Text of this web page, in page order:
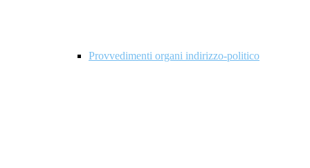
Provvedimenti organi indirizzo-politico